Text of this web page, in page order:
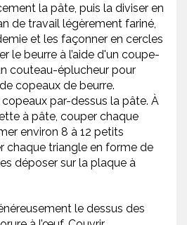
la pâte, puis la diviser en
de travail légèrement fariné,
et les façonner en cercles
le beurre à l’aide d'un coupe-
couteau-éplucheur pour
copeaux de beurre.
par-dessus la pâte. À
à pâte, couper chaque
environ 8 à 12 petits
chaque triangle en forme de
déposer sur la plaque à
le dessus des